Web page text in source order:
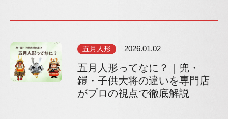
五月人形 2026.01.02
五月人形ってなに？｜兜・
鎧・子供大将の違いを専門店
がプロの視点で徹底解説